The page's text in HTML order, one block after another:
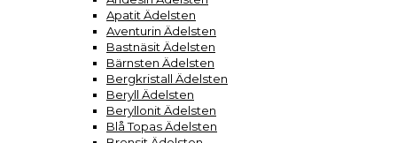
Apatit Ädelsten
Aventurin Ädelsten
Bastnäsit Ädelsten
Bärnsten Ädelsten
Bergkristall Ädelsten
Beryll Ädelsten
Beryllonit Ädelsten
Blå Topas Ädelsten